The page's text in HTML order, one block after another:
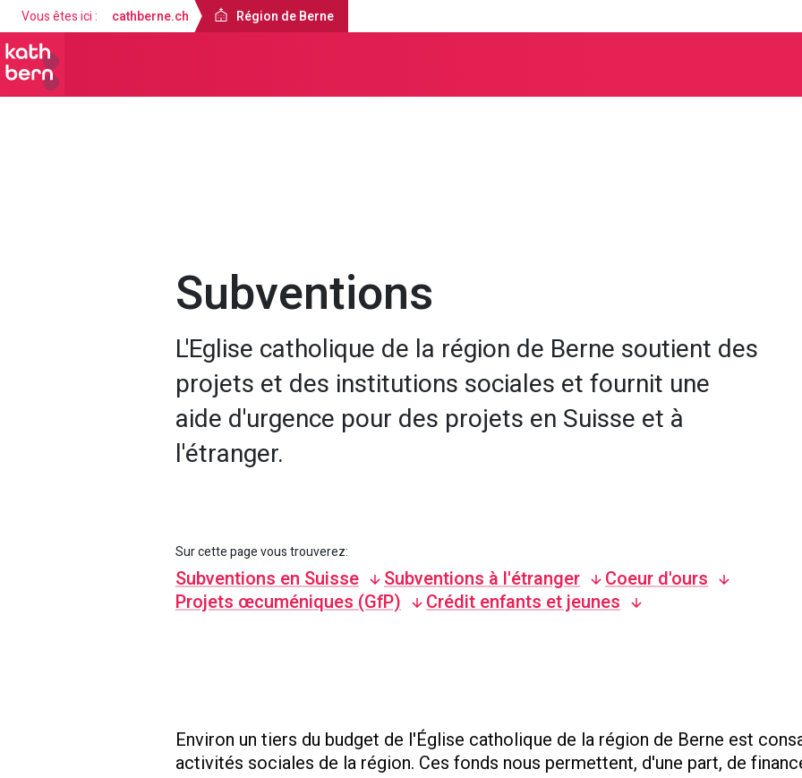
Vous êtes ici : cathberne.ch Région de Berne
Subventions
L'Eglise catholique de la région de Berne soutient des
projets et des institutions sociales et fournit une
aide d'urgence pour des projets en Suisse et à
l'étranger.
Sur cette page vous trouverez:
Subventions en Suisse Subventions à l'étranger
Coeur d'ours
Projets œcuméniques (GfP)
Crédit enfants et jeunes
Environ un tiers du budget de l'Église catholique de la région de Berne est
activités sociales de la région. Ces fonds nous permettent, d'une part, de